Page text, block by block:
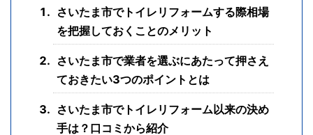
さいたま市でトイレリフォームする際相場
を把握しておくことのメリット
さいたま市で業者を選ぶにあたって押さえ
ておきたい3つのポイントとは
さいたま市でトイレリフォーム以来の決め
手は？口コミから紹介